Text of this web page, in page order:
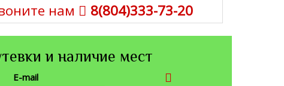
нам 8(804)333-73-20
и наличие мест
E-mail